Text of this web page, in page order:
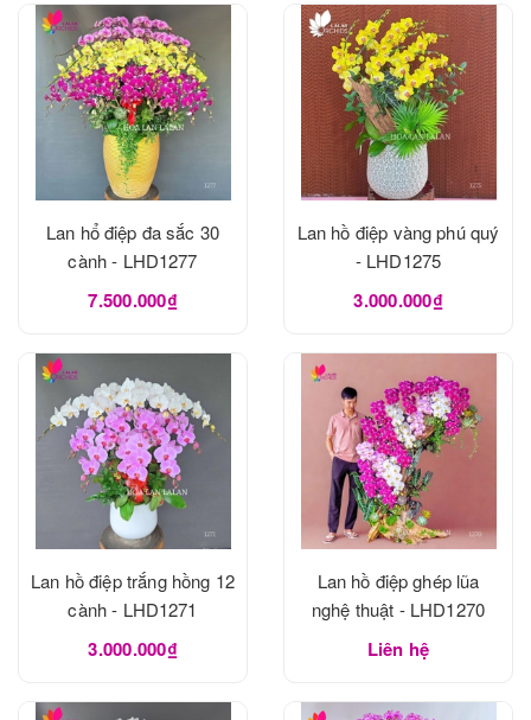
Lan hổ điệp đa sắc 30
cành - LHD1277
7.500.000₫
Lan hồ điệp vàng phú quý
- LHD1275
3.000.000₫
Lan hồ điệp trắng hồng 12
cành - LHD1271
3.000.000₫
Lan hồ điệp ghép lũa
nghệ thuật - LHD1270
Liên hệ